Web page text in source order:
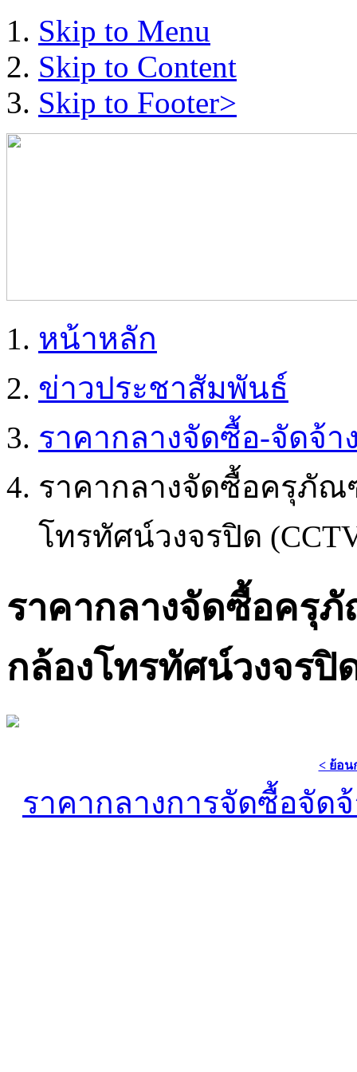
Skip to Menu
Skip to Content
Skip to Footer>
หน้าหลัก
ข่าวประชาสัมพันธ์
ราคากลางจัดซื้อ-จัดจ้า
ราคากลางจัดซื้อครุภั
โทรทัศน์วงจรปิด
ราคากลางจัดซื้อครุ
กล้องโทรทัศน์วงจรปิ
< ย้อน
ราคากลางการจัดซื้อจัด